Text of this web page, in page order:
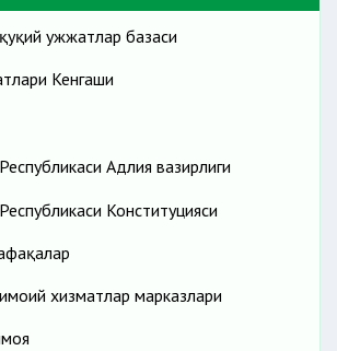
ҳужжатлар базаси
Кенгаши
Адлия вазирлиги
Конституцияси
хизматлар марказлари